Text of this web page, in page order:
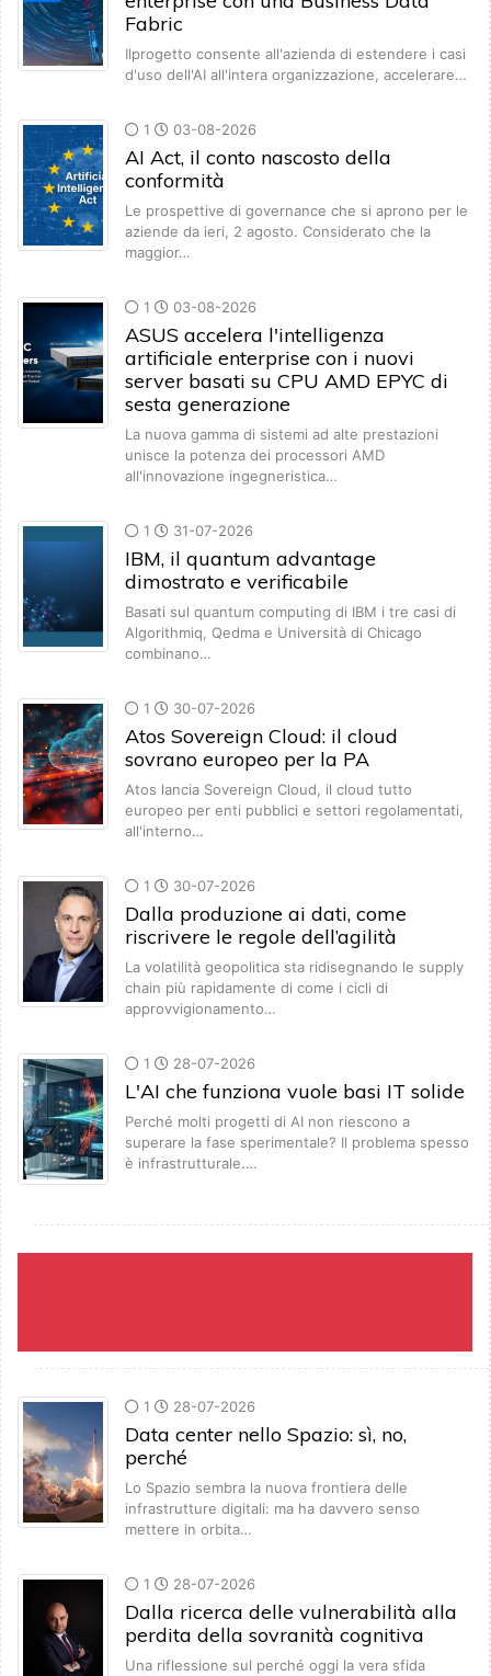
Fabric
Ilprogetto consente all'azienda di estendere i casi
d'uso dell'AI all'intera organizzazione, accelerare…
1 03-08-2026
AI Act, il conto nascosto della
conformità
Le prospettive di governance che si aprono per le
aziende da ieri, 2 agosto. Considerato che la
maggior…
1 03-08-2026
ASUS accelera l'intelligenza
artificiale enterprise con i nuovi
server basati su CPU AMD EPYC di
sesta generazione
La nuova gamma di sistemi ad alte prestazioni
unisce la potenza dei processori AMD
all'innovazione ingegneristica…
1 31-07-2026
IBM, il quantum advantage
dimostrato e verificabile
Basati sul quantum computing di IBM i tre casi di
Algorithmiq, Qedma e Università di Chicago
combinano…
1 30-07-2026
Atos Sovereign Cloud: il cloud
sovrano europeo per la PA
Atos lancia Sovereign Cloud, il cloud tutto
europeo per enti pubblici e settori regolamentati,
all'interno…
1 30-07-2026
Dalla produzione ai dati, come
riscrivere le regole dell’agilità
La volatilità geopolitica sta ridisegnando le supply
chain più rapidamente di come i cicli di
approvvigionamento…
1 28-07-2026
L'AI che funziona vuole basi IT solide
Perché molti progetti di AI non riescono a
superare la fase sperimentale? Il problema spesso
è infrastrutturale.…
1 28-07-2026
Data center nello Spazio: sì, no,
perché
Lo Spazio sembra la nuova frontiera delle
infrastrutture digitali: ma ha davvero senso
mettere in orbita…
1 28-07-2026
Dalla ricerca delle vulnerabilità alla
perdita della sovranità cognitiva
Una riflessione sul perché oggi la vera sfida